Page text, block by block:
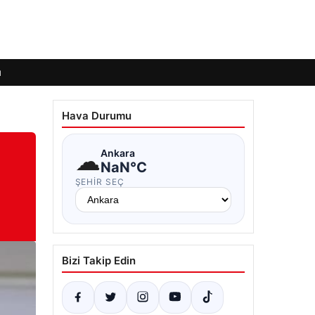
Hava Durumu
☁Ankara
NaN°C
ŞEHIR SEÇ
Bizi Takip Edin